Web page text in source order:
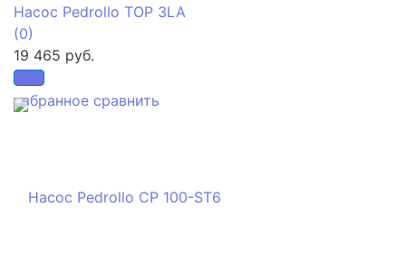
избранное сравнить
Насос Pedrollo TOP 3LA
(0)
19 465 руб.